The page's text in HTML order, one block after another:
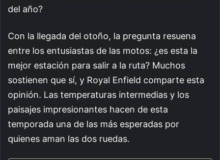
del año?
Con la llegada del otoño, la pregunta resuena
entre los entusiastas de las motos: ¿es esta la
mejor estación para salir a la ruta? Muchos
sostienen que sí, y Royal Enfield comparte esta
opinión. Las temperaturas intermedias y los
paisajes impresionantes hacen de esta
temporada una de las más esperadas por
quienes aman las dos ruedas.